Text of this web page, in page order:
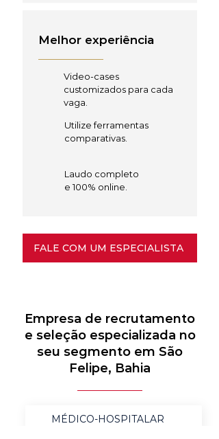
Melhor experiência
Video-cases
customizados para cada
vaga.
Utilize ferramentas
comparativas.
Laudo completo
e 100% online.
FALE COM UM ESPECIALISTA
Empresa de recrutamento
e seleção especializada no
seu segmento em São
Felipe, Bahia
MÉDICO-HOSPITALAR